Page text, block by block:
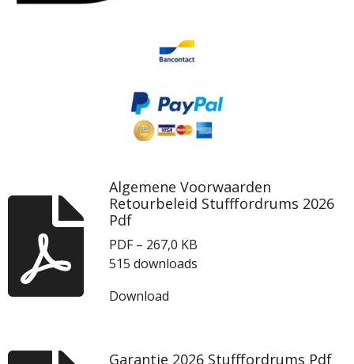
Algemene Voorwaarden
Retourbeleid Stufffordrums 2026
Pdf
PDF – 267,0 KB
515 downloads
Download
Garantie 2026 Stufffordrums Pdf